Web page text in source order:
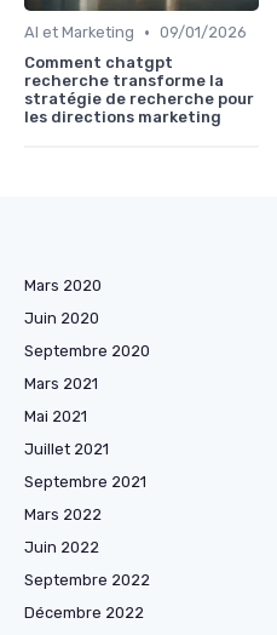
AI et Marketing • 09/01/2026
Comment chatgpt
recherche transforme la
stratégie de recherche pour
les directions marketing
Mars 2020
Juin 2020
Septembre 2020
Mars 2021
Mai 2021
Juillet 2021
Septembre 2021
Mars 2022
Juin 2022
Septembre 2022
Décembre 2022